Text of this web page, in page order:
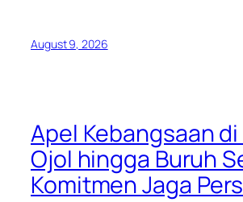
August 9, 2026
Apel Kebangsaan
Ojol hingga Buruh
Komitmen Jaga